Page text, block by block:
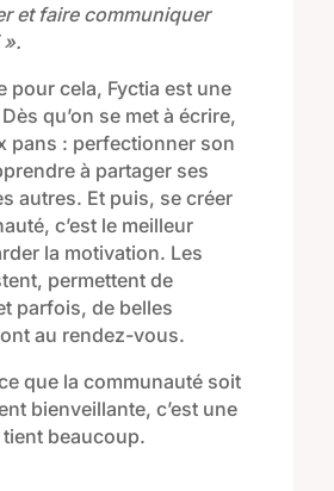
et faire communiquer
».
pour cela, Fyctia est une
qu’on se met à écrire,
pans : perfectionner son
à partager ses
autres. Et puis, secréer
c’est le meilleur
la motivation. Les
permettent de
parfois, de belles
au rendez-vous.
que la communauté soit
bienveillante, c’est une
beaucoup.